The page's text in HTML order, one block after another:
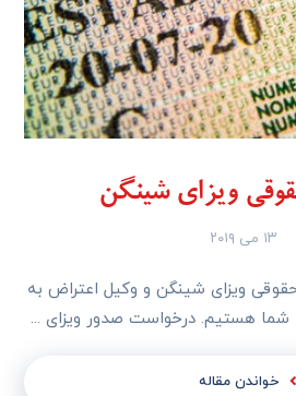
ویزای شینگن
۱۳ می ۲۰۱۹
ویزای شینگن و وکیل اعتراض به
شما هستیم. درخواست صدور ویزای ...
خواندن مقاله